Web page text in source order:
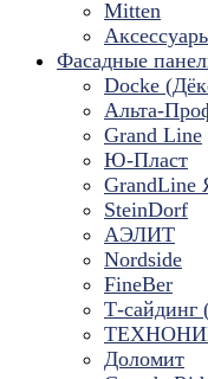
Mitten
Фасадные
Docke
Альта-
Grand Line
Ю-Пласт
GrandLine
SteinDorf
АЭЛИТ
Nordside
FineBer
Т-сайдинг
Доломит